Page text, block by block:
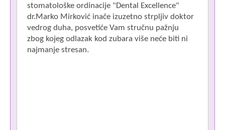
stomatološke ordinacije "Dental Excellence"
dr.Marko Mirković inače izuzetno strpljiv doktor
vedrog duha, posvetiće Vam stručnu pažnju
zbog kojeg odlazak kod zubara više neće biti ni
najmanje stresan.